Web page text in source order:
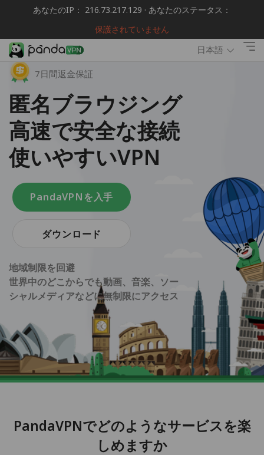
あなたのIP： 216.73.217.129 · あなたのステータス：
保護されていません
日本語
7日間返金保証
匿名ブラウジング
高速で安全な接続
使いやすいVPN
PandaVPNを入手
ダウンロード
地域制限を回避
世界中のどこからでも動画、音楽、ソー
シャルメディアなどに無制限にアクセス
PandaVPNでどのようなサービスを楽
しめますか